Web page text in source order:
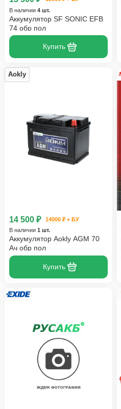
В наличии 4 шт.
Аккумулятор SF SONIC EFB
74 обр пол
Купить
Aokly
14 500 ₽
14000 ₽ + БУ
В наличии 1 шт.
Аккумулятор Aokly AGM 70
Ач обр пол
Купить